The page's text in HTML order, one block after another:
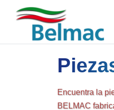
Encuentra la
BELMAC